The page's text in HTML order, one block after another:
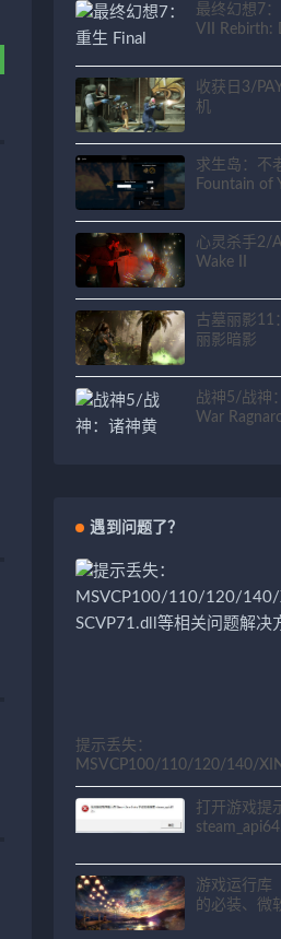
最终幻想7
VII Rebirth:
收获日3/
机
求生岛：不
Fountain of
心灵杀手2/
Wake II
古墓丽影11
丽影暗影
战神5/战神
War
遇到问题了？
提示丢失：
MSVCP100/110/120/140/
P71.dll等相关问题解决方法
打开游戏提
游戏运行库
的必装、微